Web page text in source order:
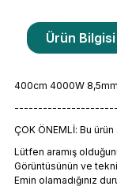
Ürün Bilgisi
400cm 4000W 8,5mm
ÇOK ÖNEMLİ: Bu
Lütfen aramış
Görüntüsünün ve
Emin olamadığınız